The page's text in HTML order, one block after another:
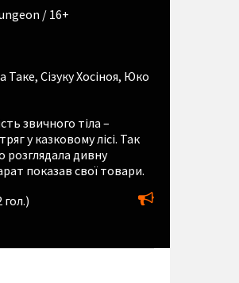
/ 16+
Таке, Сізуку Хосіноя, Юко
звичного тіла –
у казковому лісі. Так
розглядала дивну
показав свої товари.
гол.)